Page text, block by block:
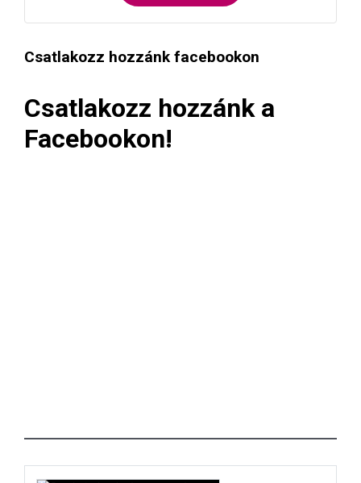
Csatlakozz hozzánk facebookon
Csatlakozz hozzánk a
Facebookon!